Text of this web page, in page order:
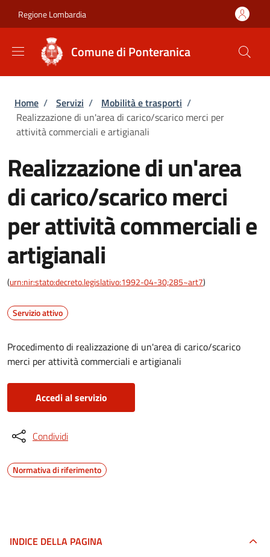
Regione Lombardia
Comune di Ponteranica
Briciole di pane
Home / Servizi / Mobilità e trasporti /
Realizzazione di un'area di carico/scarico merci per
attività commerciali e artigianali
Realizzazione di un'area
di carico/scarico merci
per attività commerciali e
artigianali
(urn:nir:stato:decreto.legislativo:1992-04-30;285~art7)
Servizio attivo
Procedimento di realizzazione di un'area di carico/scarico
merci per attività commerciali e artigianali
Accedi al servizio
Condividi
Normativa di riferimento
INDICE DELLA PAGINA